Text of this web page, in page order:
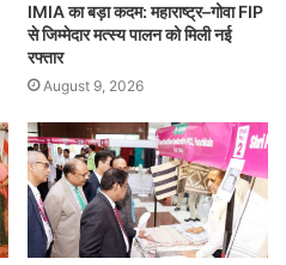
IMIA का बड़ा कदम: महाराष्ट्र–गोवा FIP
से जिम्मेदार मत्स्य पालन को मिली नई
रफ्तार
August 9, 2026